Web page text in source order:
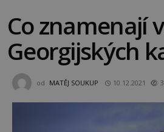
Co znamenají
Georgijských
od MATĚJ SOUKUP 10.12.2021